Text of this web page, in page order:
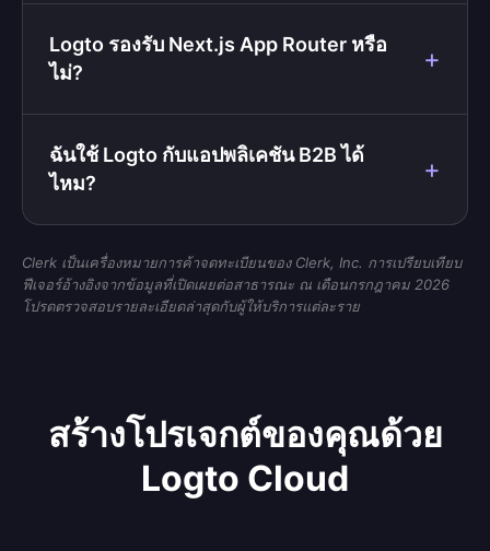
Logto รองรับ Next.js App Router หรือ
ไม่?
ฉันใช้ Logto กับแอปพลิเคชัน B2B ได้
ไหม?
Clerk เป็นเครื่องหมายการค้าจดทะเบียนของ Clerk, Inc. การเปรียบเทียบ
ฟีเจอร์อ้างอิงจากข้อมูลที่เปิดเผยต่อสาธารณะ ณ เดือนกรกฎาคม 2026
โปรดตรวจสอบรายละเอียดล่าสุดกับผู้ให้บริการแต่ละราย
สร้างโปรเจกต์ของคุณด้วย
Logto Cloud